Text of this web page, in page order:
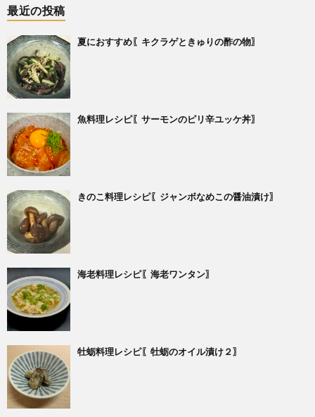
最近の投稿
夏におすすめ〖キクラゲときゅりの酢の物〗
魚料理レシピ〖サーモンのピリ辛ユッケ丼〗
きのこ料理レシピ〖ジャンボなめこの醤油漬け〗
海老料理レシピ〖海老ワンタン〗
牡蛎料理レシピ〖牡蛎のオイル漬け２〗